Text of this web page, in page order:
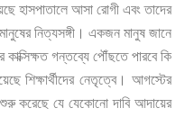
হাসপাতালে আসা রোগী এবং তাদের
মানুষের নিত্যসঙ্গী। একজন মানুষ জানে
কাক্সিক্ষত গন্তব্যে পৌঁছতে পারবে কি
শিক্ষার্থীদের নেতৃত্বে। আগস্টের
শুরু করেছে যে যেকোনো দাবি আদায়ের